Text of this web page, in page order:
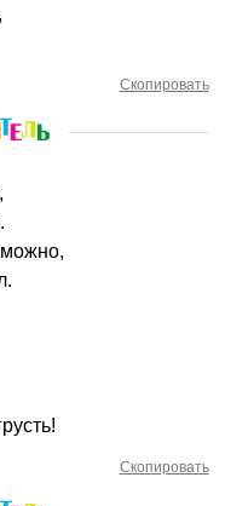
Скопировать
Скопировать